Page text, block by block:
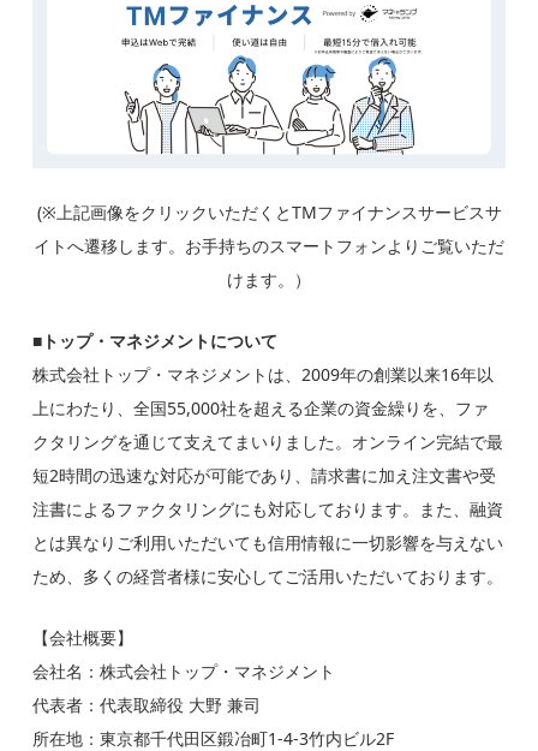
(※上記画像をクリックいただくとTMファイナンスサービスサ
イトへ遷移します。お手持ちのスマートフォンよりご覧いただ
けます。）
■ トップ・マネジメントについて
株式会社トップ・マネジメントは、2009年の創業以来16年以
上にわたり、全国55,000社を超える企業の資金繰りを、ファ
クタリングを通じて支えてまいりました。オンライン完結で最
短2時間の迅速な対応が可能であり、請求書に加え注文書や受
注書によるファクタリングにも対応しております。また、融資
とは異なりご利用いただいても信用情報に一切影響を与えない
ため、多くの経営者様に安心してご活用いただいております。
【会社概要】
会社名：株式会社トップ・マネジメント
代表者：代表取締役 大野 兼司
所在地：東京都千代田区鍛冶町1-4-3竹内ビル2F